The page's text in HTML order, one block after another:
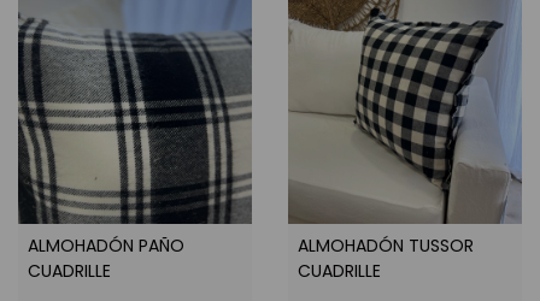
ALMOHADÓN PAÑO
CUADRILLE
ALMOHADÓN TUSSOR
CUADRILLE